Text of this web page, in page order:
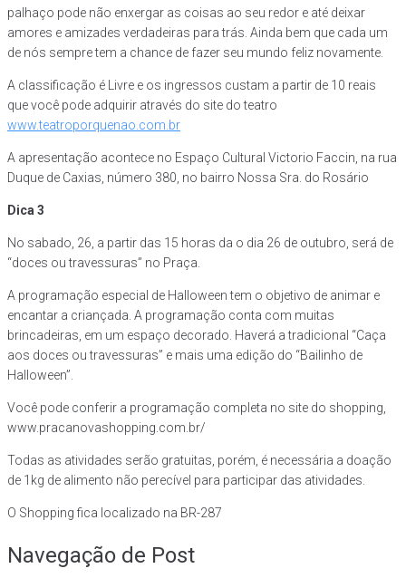
palhaço pode não enxergar as coisas ao seu redor e até deixar
amores e amizades verdadeiras para trás. Ainda bem que cada um
de nós sempre tem a chance de fazer seu mundo feliz novamente.
A classificação é Livre e os ingressos custam a partir de 10 reais
que você pode adquirir através do site do teatro
www.teatroporquenao.com.br
A apresentação acontece no Espaço Cultural Victorio Faccin, na rua
Duque de Caxias, número 380, no bairro Nossa Sra. do Rosário
Dica 3
No sabado, 26, a partir das 15 horas da o dia 26 de outubro, será de
“doces ou travessuras” no Praça.
A programação especial de Halloween tem o objetivo de animar e
encantar a criançada. A programação conta com muitas
brincadeiras, em um espaço decorado. Haverá a tradicional “Caça
aos doces ou travessuras” e mais uma edição do “Bailinho de
Halloween”.
Você pode conferir a programação completa no site do shopping,
www.pracanovashopping.com.br/
Todas as atividades serão gratuitas, porém, é necessária a doação
de 1kg de alimento não perecível para participar das atividades.
O Shopping fica localizado na BR-287
Navegação de Post